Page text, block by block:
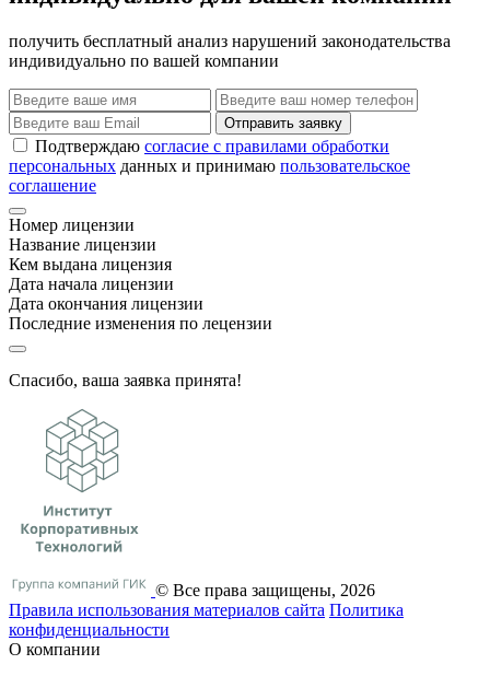
получить бесплатный анализ нарушений законодательства
индивидуально по вашей компании
Отправить заявку
Подтверждаю согласие с правилами обработки
персональных данных и принимаю пользовательское
соглашение
Номер лицензии
Название лицензии
Кем выдана лицензия
Дата начала лицензии
Дата окончания лицензии
Последние изменения по лецензии
Спасибо, ваша заявка принята!
© Все права защищены, 2026
Правила использования материалов сайта Политика
конфиденциальности
О компании